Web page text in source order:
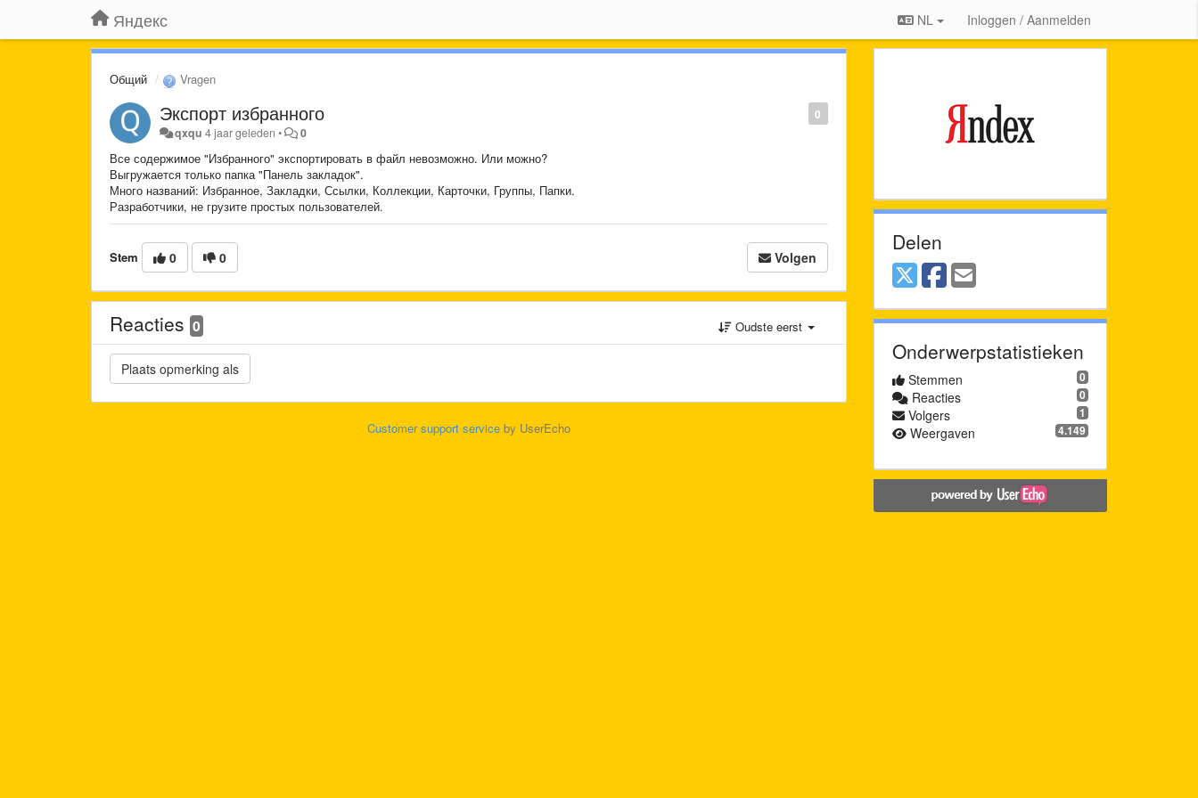
Яндекс NL Inloggen / Aanmelden
Общий Vragen
0
Экспорт избранного
qxqu 4 jaar geleden • 0
Все содержимое "Избранного" экспортировать в файл невозможно. Или можно?
Выгружается только папка "Панель закладок".
Много названий: Избранное, Закладки, Ссылки, Коллекции, Карточки, Группы, Папки.
Разработчики, не грузите простых пользователей.
Stem 0 0 Volgen
Reacties 0 Oudste eerst
Customer support serviceby UserEcho
Delen
Onderwerpstatistieken
0
Stemmen
0
Reacties
1
Volgers
4.149
Weergaven